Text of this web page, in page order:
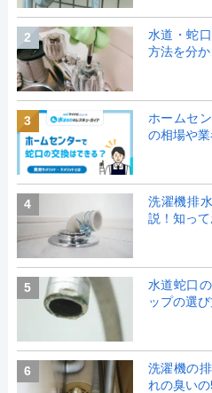
2
水道・蛇
方法を分
3
ホームセ
の相場や
4
洗濯機排
説！知っ
5
水道蛇口
ップの選
6
洗濯機の
れの臭い